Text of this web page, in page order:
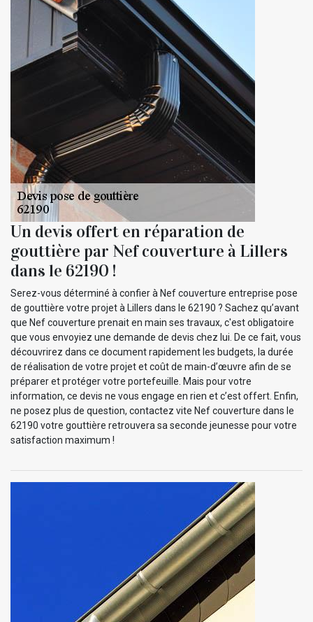
Un devis offert en réparation de
gouttière par Nef couverture à Lillers
dans le 62190 !
Serez-vous déterminé à confier à Nef couverture entreprise pose
de gouttière votre projet à Lillers dans le 62190 ? Sachez qu’avant
que Nef couverture prenait en main ses travaux, c'est obligatoire
que vous envoyiez une demande de devis chez lui. De ce fait, vous
découvrirez dans ce document rapidement les budgets, la durée
de réalisation de votre projet et coût de main-d’œuvre afin de se
préparer et protéger votre portefeuille. Mais pour votre
information, ce devis ne vous engage en rien et c’est offert. Enfin,
ne posez plus de question, contactez vite Nef couverture dans le
62190 votre gouttière retrouvera sa seconde jeunesse pour votre
satisfaction maximum !